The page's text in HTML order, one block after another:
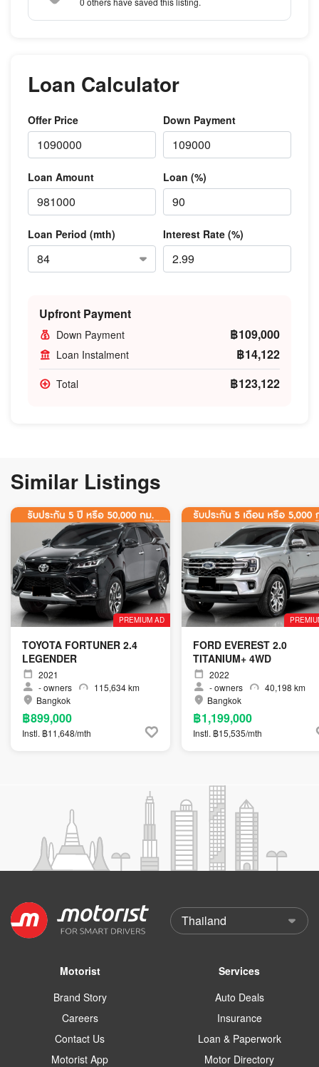
Loan Calculator
Offer Price Down Payment
Loan Amount Loan (%)
Loan Period (mth) Interest Rate (%)
Upfront Payment
Down Payment ฿109,000
Loan Instalment ฿14,122
Total ฿123,122
Similar Listings
PREMIUM AD
TOYOTA FORTUNER 2.4
LEGENDER
2021
-owners
115,634 km
Bangkok
฿899,000
Instl. ฿11,648/mth
FORD EVEREST 2.0
TITANIUM+ 4WD
2022
-owners
40,198 km
Bangkok
฿1,199,000
Instl. ฿15,535/mth
Motorist
Brand Story
Careers
Contact Us
Motorist App
Services
Auto Deals
Insurance
Loan & Paperwork
Motor Directory